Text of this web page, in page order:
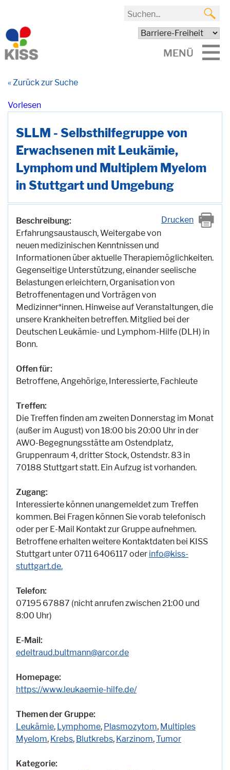
MENÜ
« Zurück zur Suche
Vorlesen
SLLM - Selbsthilfegruppe von
Erwachsenen mit Leukämie,
Lymphom und Multiplem Myelom
in Stuttgart und Umgebung
Drucken
Beschreibung:
Erfahrungsaustausch, Weitergabe von
neuen medizinischen Kenntnissen und
Informationen über aktuelle Therapiemöglichkeiten.
Gegenseitige Unterstützung, einander seelische
Belastungen erleichtern, Organisation von
Betroffenentagen und Vorträgen von
Medizinner*innen. Hinweise auf Veranstaltungen, die
unsere Krankheiten betreffen. Mitglied bei der
Deutschen Leukämie- und Lymphom-Hilfe (DLH) in
Bonn.
Offen für:
Betroffene, Angehörige, Interessierte, Fachleute
Treffen:
Die Treffen finden am zweiten Donnerstag im Monat
(außer im August) von 18:00 bis 20:00 Uhr in der
AWO-Begegnungsstätte am Ostendplatz,
Gruppenraum 4, dritter Stock, Ostendstr. 83 in
70188 Stuttgart statt. Ein Aufzug ist vorhanden.
Zugang:
Interessierte können unangemeldet zum Treffen
kommen. Bei Fragen können Sie vorab telefonisch
oder per E-Mail Kontakt zur Gruppe aufnehmen.
Betroffene erhalten weitere Kontaktdaten bei KISS
Stuttgart unter 0711 6406117 oder info@kiss-
stuttgart.de.
Telefon:
07195 67887 (nicht anrufen zwischen 21:00 und
8:00 Uhr)
E-Mail:
edeltraud.bultmann@arcor.de
Homepage:
https://www.leukaemie-hilfe.de/
Themen der Gruppe:
Leukämie, Lymphome, Plasmozytom, Multiples
Myelom, Krebs, Blutkrebs, Karzinom,Tumor
Kategorie: